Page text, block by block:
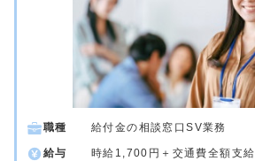
職種 給付金の相談窓口SV業務
給与 時給1,700円＋交通費全額支給